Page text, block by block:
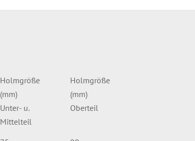
Holmgröße
(mm)
Unter- u.
Mittelteil
Holmgröße
(mm)
Oberteil